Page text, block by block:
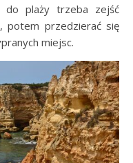
do plaży trzeba zejść
potem przedzierać się
miejsc.